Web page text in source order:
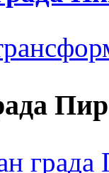
града